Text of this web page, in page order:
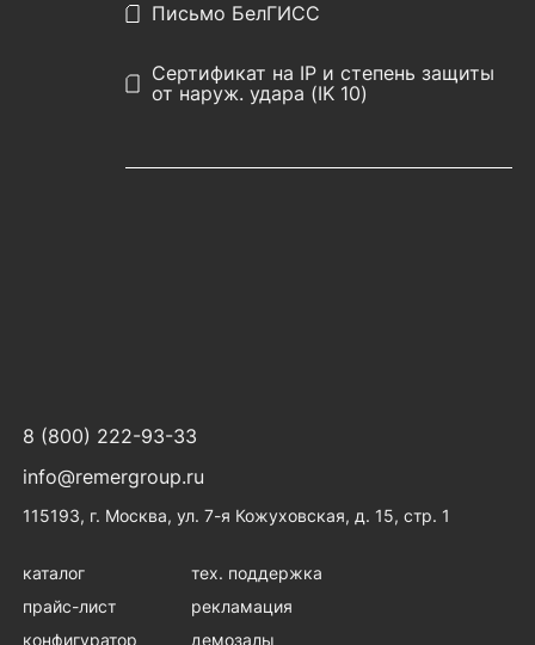
Письмо БелГИСС
Сертификат на IP и степень защиты
от наруж. удара (IK 10)
8 (800) 222-93-33
info@remergroup.ru
115193, г. Москва, ул. 7-я Кожуховская, д. 15, стр. 1
каталог
прайс-лист
конфигуратор
тех. поддержка
рекламация
демозалы